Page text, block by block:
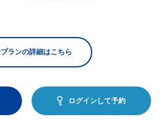
ランの詳細はこちら
ログインして予約